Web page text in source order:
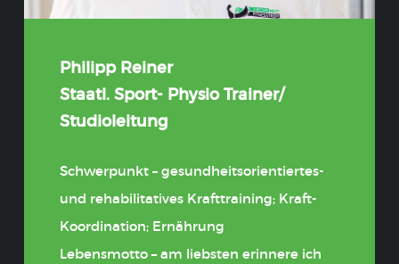
Philipp Reiner
Staatl. Sport- Physio Trainer/
Studioleitung
Schwerpunkt – gesundheitsorientiertes-
und rehabilitatives Krafttraining; Kraft-
Koordination; Ernährung
Lebensmotto – am liebsten erinnere ich